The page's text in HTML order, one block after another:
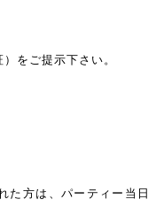
をご提示下さい。
た方は、パーティー当日